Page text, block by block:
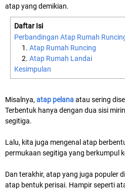
atap yang demikian.
Daftar Isi
Perbandingan Atap Rumah
Atap Rumah Runcing
Atap Rumah Landai
Kesimpulan
Misalnya, atap pelanaatau sering
Terbentuk hanya dengan dua sisi
segitiga.
Lalu, kita juga mengenal atap
permukaan segitiga yang berkumpul
Dan terakhir, atap yang juga populer
atap bentuk perisai. Hampir seperti